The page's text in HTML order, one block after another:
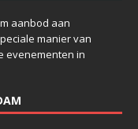
aanbod aan
manier van
evenementen in